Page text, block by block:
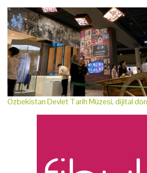
Özbekistan Devlet Tarih Müzesi, dijital